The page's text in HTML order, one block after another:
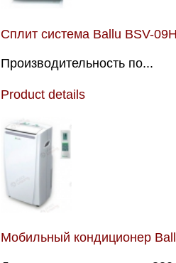
Сплит система Ballu BSV-
Производительность по...
Product details
Мобильный кондиционер